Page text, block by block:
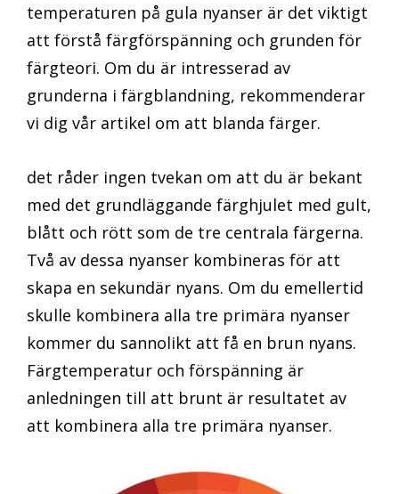
temperaturen på gula nyanser är det viktigt
att förstå färgförspänning och grunden för
färgteori. Om du är intresserad av
grunderna i färgblandning, rekommenderar
vi dig vår artikel om att blanda färger.
det råder ingen tvekan om att du är bekant
med det grundläggande färghjulet med gult,
blått och rött som de tre centrala färgerna.
Två av dessa nyanser kombineras för att
skapa en sekundär nyans. Om du emellertid
skulle kombinera alla tre primära nyanser
kommer du sannolikt att få en brun nyans.
Färgtemperatur och förspänning är
anledningen till att brunt är resultatet av
att kombinera alla tre primära nyanser.